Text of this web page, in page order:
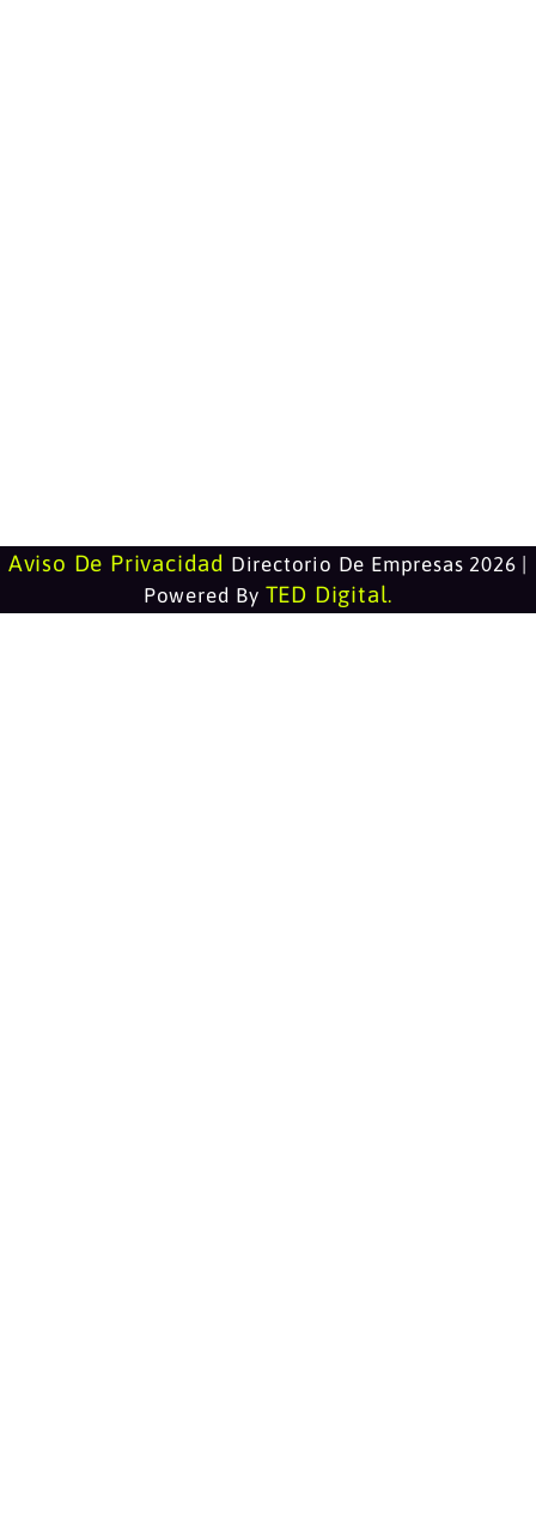
Aviso De Privacidad Directorio De Empresas 2026 |
Powered By TED Digital.